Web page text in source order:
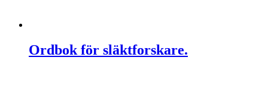
Ordbok för släktforskare.